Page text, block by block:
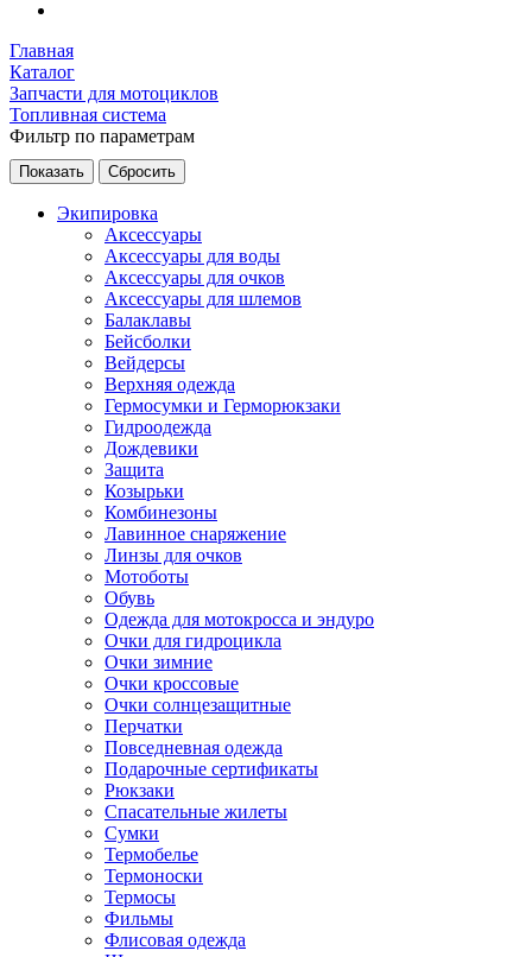
Главная
Каталог
Запчасти для мотоциклов
Топливная система
Фильтр по параметрам
Экипировка
Аксессуары
Аксессуары для воды
Аксессуары для очков
Аксессуары для шлемов
Балаклавы
Бейсболки
Вейдерсы
Верхняя одежда
Гермосумки и Герморюкзаки
Гидроодежда
Дождевики
Защита
Козырьки
Комбинезоны
Лавинное снаряжение
Линзы для очков
Мотоботы
Обувь
Одежда для мотокросса и эндуро
Очки для гидроцикла
Очки зимние
Очки кроссовые
Очки солнцезащитные
Перчатки
Повседневная одежда
Подарочные сертификаты
Рюкзаки
Спасательные жилеты
Сумки
Термобелье
Термоноски
Термосы
Фильмы
Флисовая одежда